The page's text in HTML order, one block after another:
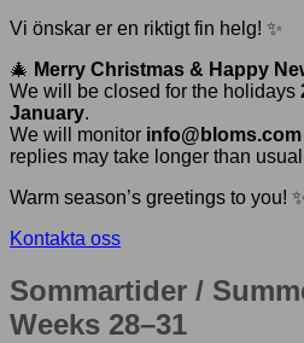
Vi önskar er en riktigt fin helg! ✨
🎄 Merry Christmas & Happy
We will be closed for the holidays
January.
We will monitor info@bloms.com
replies may take longer than
Warm season’s greetings to you!
Kontakta oss
Sommartider /
Weeks 28–31